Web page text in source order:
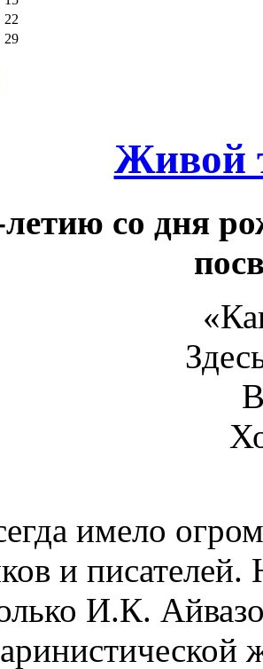
22
29
Живой
летию со дня
имело
и писателей.
И.К.